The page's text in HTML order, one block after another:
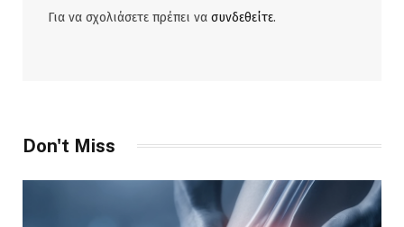
Για να σχολιάσετε πρέπει να συνδεθείτε.
Don't Miss